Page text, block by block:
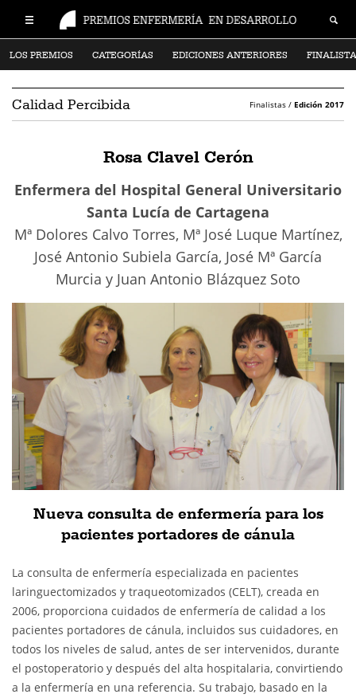
LOS PREMIOS CATEGORÍAS EDICIONES ANTERIORES
Calidad Percibida Finalistas / Edición 2017
Rosa Clavel Cerón
Enfermera del Hospital General Universitario
Santa Lucía de Cartagena
Mª Dolores Calvo Torres, Mª José Luque Martínez,
José Antonio Subiela García, José Mª García
Murcia y Juan Antonio Blázquez Soto
Nueva consulta de enfermería para los
pacientes portadores de cánula
La consulta de enfermería especializada en pacientes
laringuectomizados y traqueotomizados (CELT), creada en
2006, proporciona cuidados de enfermería de calidad a los
pacientes portadores de cánula, incluidos sus cuidadores, en
todos los niveles de salud, antes de ser intervenidos, durante
el postoperatorio y después del alta hospitalaria, convirtiendo
a la enfermería en una referencia. Su trabajo, basado en la